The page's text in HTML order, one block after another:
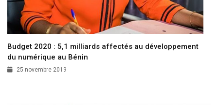
Budget 2020 : 5,1 milliards affectés au développement
du numérique au Bénin
25 novembre 2019